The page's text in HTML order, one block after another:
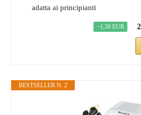
adatta ai principianti
−1,50 EUR
BESTSELLER N. 2